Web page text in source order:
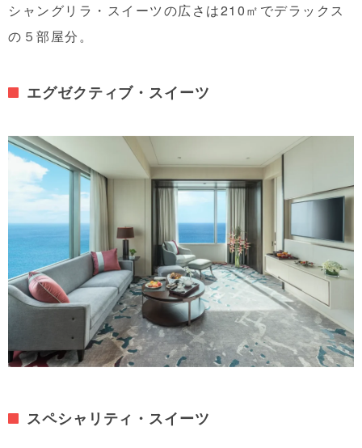
シャングリラ・スイーツの広さは210㎡でデラックス
の５部屋分。
エグゼクティブ・スイーツ
スペシャリティ・スイーツ